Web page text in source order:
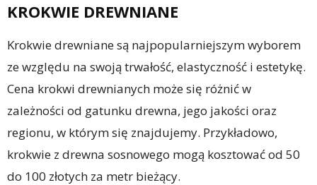
KROKWIE DREWNIANE
Krokwie drewniane są najpopularniejszym wyborem
ze względu na swoją trwałość, elastyczność i estetykę.
Cena krokwi drewnianych może się różnić w
zależności od gatunku drewna, jego jakości oraz
regionu, w którym się znajdujemy. Przykładowo,
krokwie z drewna sosnowego mogą kosztować od 50
do 100 złotych za metr bieżący.